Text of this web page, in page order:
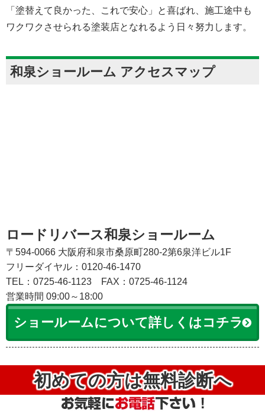
「塗替えて良かった、これで安心」と喜ばれ、施工途中も
ワクワクさせられる塗装店となれるよう日々努力します。
和泉ショールーム アクセスマップ
ロードリバース和泉ショールーム
〒594-0066 大阪府和泉市桑原町280-2第6泉洋ビル1F
フリーダイヤル：0120-46-1470
TEL：0725-46-1123
FAX：0725-46-1124
営業時間 09:00～18:00
ショールームについて詳しくはコチラ
初めての方は無料診断へ